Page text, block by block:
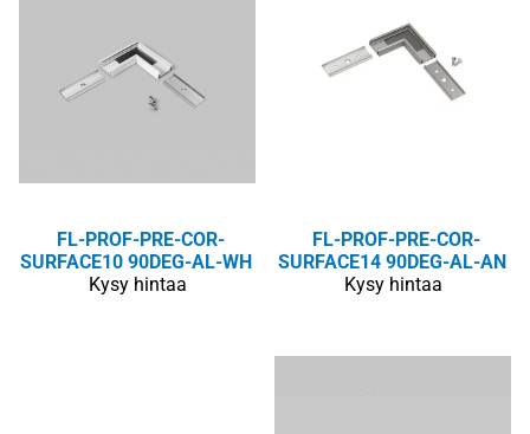
FL-PROF-PRE-COR-
SURFACE10 90DEG-AL-WH
Kysy hintaa
FL-PROF-PRE-COR-
SURFACE14 90DEG-AL-AN
Kysy hintaa